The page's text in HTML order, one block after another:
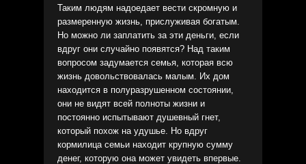
Таким людям надоедает вести скромную и
размеренную жизнь, прислуживая богатым.
Но можно ли заплатить за эти деньги, если
вдруг они случайно появятся? Над таким
вопросом задумается семья, которая всю
жизнь довольствовалась малым. Их дом
находится в полуразрушенном состоянии,
они не видят всей полноты жизни и
постоянно испытывают душевный гнет,
который похож на удушье. Но вдруг
кормилица семьи находит крупную сумму
денег, которую она может увидеть впервые.